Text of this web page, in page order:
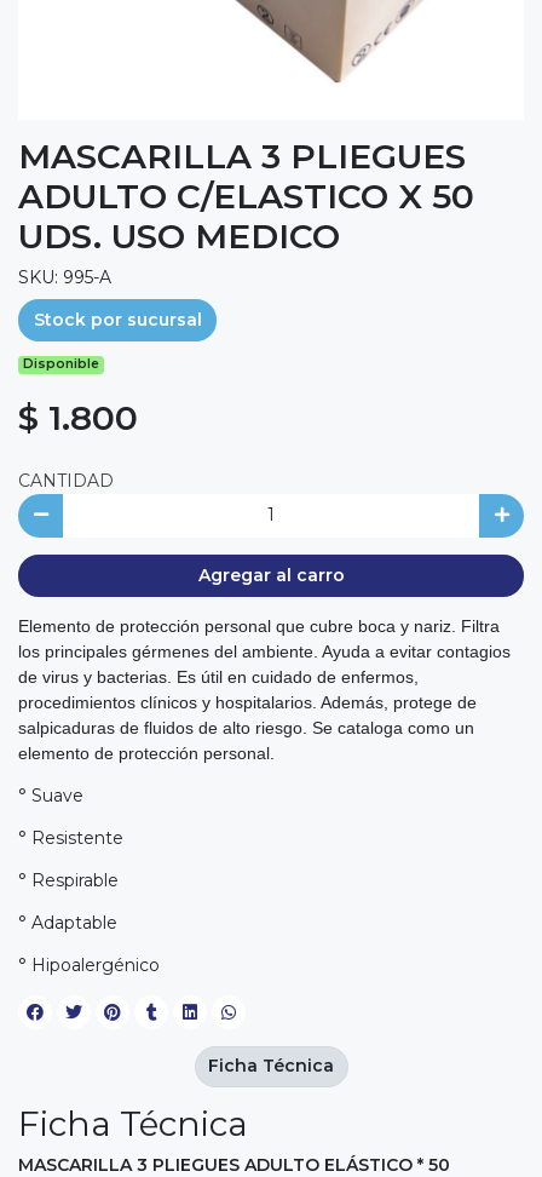
MASCARILLA 3 PLIEGUES
ADULTO C/ELASTICO X 50
UDS. USO MEDICO
SKU: 995-A
Stock por sucursal
Disponible
$ 1.800
CANTIDAD
Agregar al carro
Elemento de protección personal que cubre boca y nariz. Filtra
los principales gérmenes del ambiente. Ayuda a evitar contagios
de virus y bacterias. Es útil en cuidado de enfermos,
procedimientos clínicos y hospitalarios. Además, protege de
salpicaduras de fluidos de alto riesgo. Se cataloga como un
elemento de protección personal.
° Suave
° Resistente
° Respirable
° Adaptable
° Hipoalergénico
Ficha Técnica
MASCARILLA 3 PLIEGUES ADULTO ELÁSTICO * 50
Ficha Técnica